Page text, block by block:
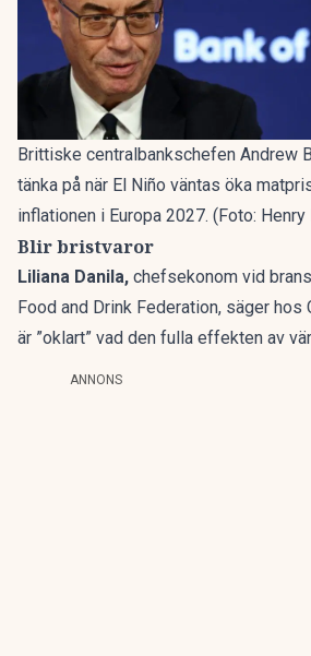
Brittiske centralbankschefen Andrew
tänka på när El Niño väntas öka
inflationen i Europa 2027. (Foto:
Blir bristvaror
Liliana Danila, chefsekonom vid
Food and Drink Federation, säger hos
är ”oklart” vad den fulla effekten av
ANNONS